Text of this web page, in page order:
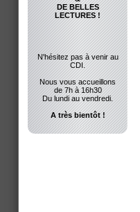
DE BELLES
LECTURES !
N'hésitez pas à venir au
CDI.
Nous vous accueillons
de 7h à 16h30
Du lundi au vendredi.
A très bientôt !